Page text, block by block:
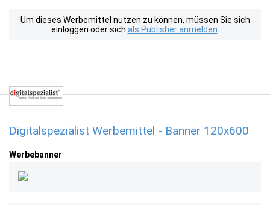
Um dieses Werbemittel nutzen zu können, müssen Sie sich
einloggen oder sich als Publisher anmelden
Digitalspezialist Werbemittel - Banner 120x600
Werbebanner